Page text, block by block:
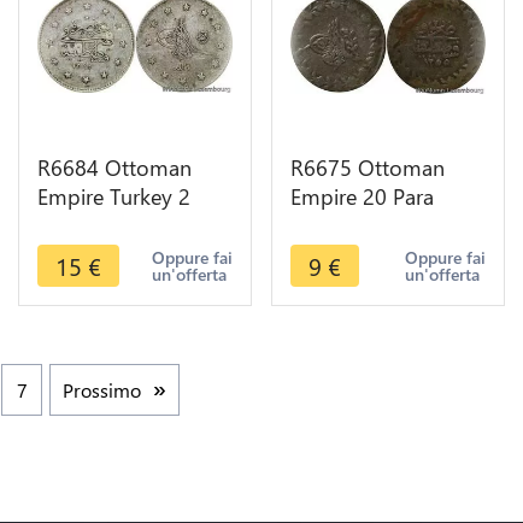
R6684 Ottoman
Empire Turkey 2
Hamid II AH 1293
/27 1902 Silver
15 € Oppure fai
un'offerta
R6675 Ottoman
Empire 20 Para
1256 1840
Constantinople
Silver
9 € Oppure fai
un'offerta
7 Prossimo